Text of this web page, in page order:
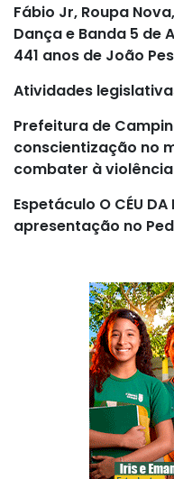
Fábio Jr, Roupa
Dança e Banda 5 de
441 anos de João
Atividades
Prefeitura de
conscientização no
combater à
Espetáculo O CÉU
apresentação no